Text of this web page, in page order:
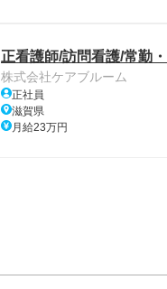
正看護師/訪問看護/常勤
株式会社ケアブルーム
正社員
滋賀県
月給23万円